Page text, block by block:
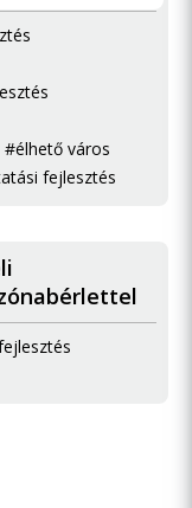
#élhető város
fejlesztés